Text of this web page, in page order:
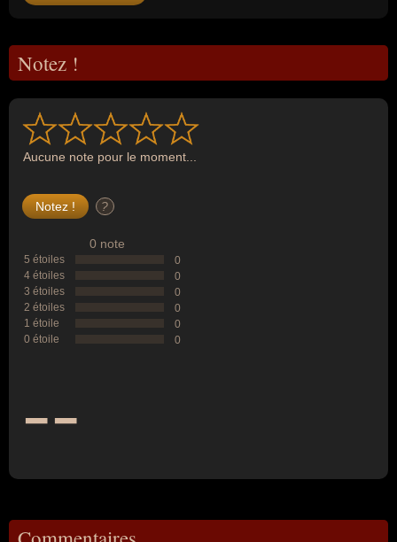
Notez !
Aucune note pour le moment...
?
0 note
5 étoiles
0
4 étoiles
0
3 étoiles
0
2 étoiles
0
1 étoile
0
0 étoile
0
--